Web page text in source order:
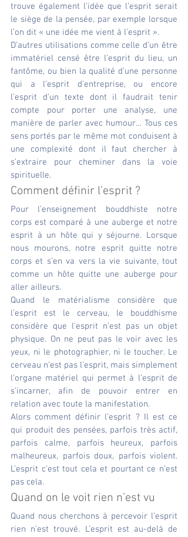
trouve également l’idée que l’esprit serait
le siège de la pensée, par exemple lorsque
l’on dit « une idée me vient à l’esprit ».
D’autres utilisations comme celle d’un être
immatériel censé être l’esprit du lieu, un
fantôme, ou bien la qualité d’une personne
qui a l’esprit d’entreprise, ou encore
l’esprit d’un texte dont il faudrait tenir
compte pour porter une analyse, une
manière de parler avec humour… Tous ces
sens portés par le même mot conduisent à
une complexité dont il faut chercher à
s’extraire pour cheminer dans la voie
spirituelle.
Comment définir l’esprit ?
Pour l’enseignement bouddhiste notre
corps est comparé à une auberge et notre
esprit à un hôte qui y séjourne. Lorsque
nous mourons, notre esprit quitte notre
corps et s’en va vers la vie suivante, tout
comme un hôte quitte une auberge pour
aller ailleurs.
Quand le matérialisme considère que
l’esprit est le cerveau, le bouddhisme
considère que l’esprit n’est pas un objet
physique. On ne peut pas le voir avec les
yeux, ni le photographier, ni le toucher. Le
cerveau n’est pas l’esprit, mais simplement
l’organe matériel qui permet à l’esprit de
s’incarner, afin de pouvoir entrer en
relation avec toute la manifestation.
Alors comment définir l’esprit ? Il est ce
qui produit des pensées, parfois très actif,
parfois calme, parfois heureux, parfois
malheureux, parfois doux, parfois violent.
L’esprit c’est tout cela et pourtant ce n’est
pas cela.
Quand on le voit rien n’est vu
Quand nous cherchons à percevoir l’esprit
rien n’est trouvé. L’esprit est au-delà de